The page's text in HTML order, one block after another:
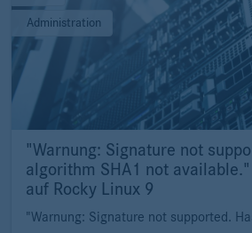
Administration
"Warnung: Signature not
algorithm SHA1 not
auf Rocky Linux 9
"Warnung: Signature not supported.